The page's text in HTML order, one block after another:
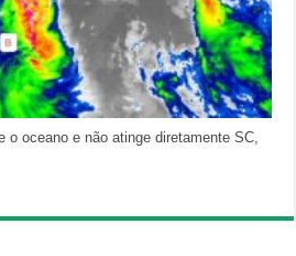
o oceano e não atinge diretamente SC,